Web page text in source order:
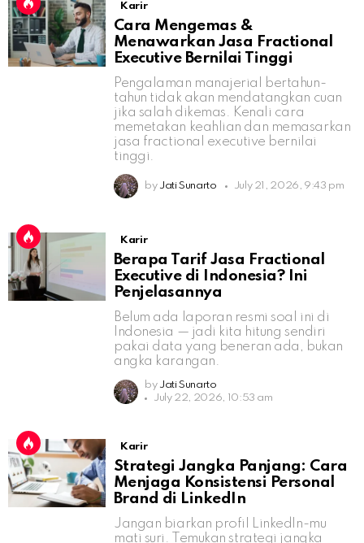
Karir
Cara Mengemas &
Menawarkan Jasa Fractional
Executive Bernilai Tinggi
Pengalaman manajerial bertahun-
tahun tidak akan mendatangkan cuan
jika salah dikemas. Kenali cara
memetakan keahlian dan memasarkan
jasa fractional executive bernilai
tinggi.
by Jati Sunarto July 21, 2026, 9:43 pm
Karir
Berapa Tarif Jasa Fractional
Executive di Indonesia? Ini
Penjelasannya
Belum ada laporan resmi soal ini di
Indonesia — jadi kita hitung sendiri
pakai data yang beneran ada, bukan
angka karangan.
by Jati Sunarto
July 22, 2026, 10:53 am
Karir
Strategi Jangka Panjang: Cara
Menjaga Konsistensi Personal
Brand di LinkedIn
Jangan biarkan profil LinkedIn-mu
mati suri. Temukan strategi jangka